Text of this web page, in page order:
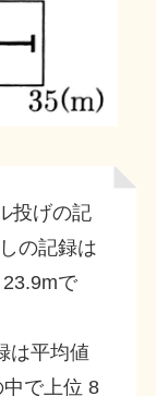
投げの記
の記録は
で
は平均値
で上位 8